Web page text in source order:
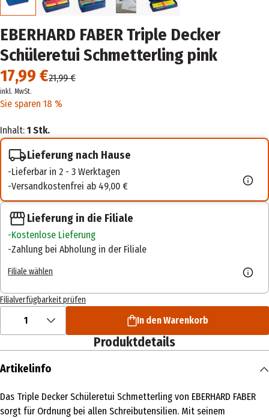
EBERHARD FABER Triple Decker
Schüleretui Schmetterling pink
17,99 €21,99 €
inkl. MwSt.
Sie sparen 18 %
Inhalt: 1 Stk.
Lieferung nach Hause
Lieferbar in 2 - 3 Werktagen
Versandkostenfrei ab 49,00 €
Lieferung in die Filiale
Kostenlose Lieferung
Zahlung bei Abholung in der Filiale
Filiale wählen
Filialverfügbarkeit prüfen
1 In den Warenkorb
Produktdetails
Artikelinfo
Das Triple Decker Schüleretui Schmetterling von EBERHARD FABER
sorgt für Ordnung bei allen Schreibutensilien. Mit seinem